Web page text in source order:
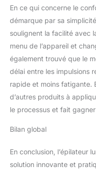
En ce qui concerne le
démarque par sa
soulignent la facilité avec
menu de l’appareil et
également trouvé que le
délai entre les impulsions
rapide et moins fatigante.
d’autres produits à
le processus et fait
Bilan global
En conclusion, l’épilateur
solution innovante et